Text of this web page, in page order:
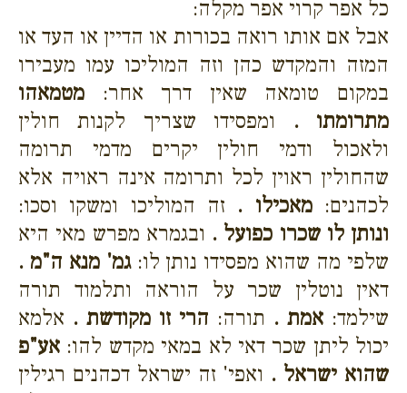
כל אפר קרוי אפר מקלה:
אבל אם אותו רואה בכורות או הדיין או העד או
המזה והמקדש כהן וזה המוליכו עמו מעבירו
במקום טומאה שאין דרך אחר: מטמאהו
מתרומתו . ומפסידו שצריך לקנות חולין
ולאכול ודמי חולין יקרים מדמי תרומה
שהחולין ראוין לכל ותרומה אינה ראויה אלא
לכהנים:מאכילו . זה המוליכו ומשקו וסכו:
ונותן לו שכרו כפועל . ובגמרא מפרש מאי היא
שלפי מה שהוא מפסידו נותן לו:גמ' מנא ה"מ .
דאין נוטלין שכר על הוראה ותלמוד תורה
שילמד: אמת . תורה: הרי זו מקודשת . אלמא
יכול ליתן שכר דאי לא במאי מקדש להו: אע"פ
שהוא ישראל . ואפי' זה ישראל דכהנים רגילין